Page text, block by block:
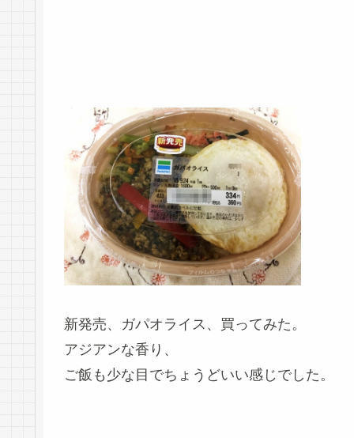
新発売、ガパオライス、買ってみた。
アジアンな香り、
ご飯も少な目でちょうどいい感じでした。